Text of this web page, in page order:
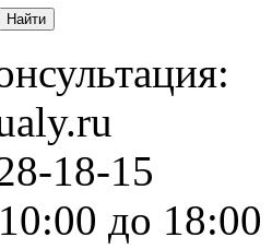
18-15
до 18:00